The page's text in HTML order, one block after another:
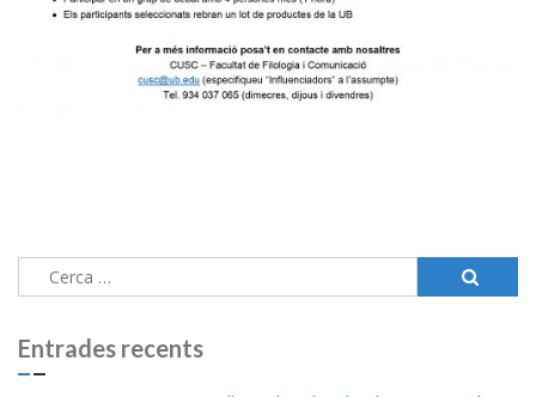
Cerca:
Entrades recents